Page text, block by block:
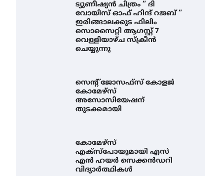
ട്യുണീഷ്യൻ ചിത്രം ” ദി
വോയിസ് ഓഫ് ഹിന്ദ് റജബ് ”
ഇരിങ്ങാലക്കുട ഫിലിം
സൊസൈറ്റി ആഗസ്റ്റ് 7
വെള്ളിയാഴ്ച സ്‌ക്രീൻ
ചെയ്യുന്നു
സെന്റ് ജോസഫ്സ് കോളജ്
കോമേഴ്‌സ്
അസോസിയേഷന്
തുടക്കമായി
കോമേഴ്സ്
എക്സ്പോയുമായി എസ്
എൻ ഹയർ സെക്കൻഡറി
വിദ്യാർത്ഥികൾ